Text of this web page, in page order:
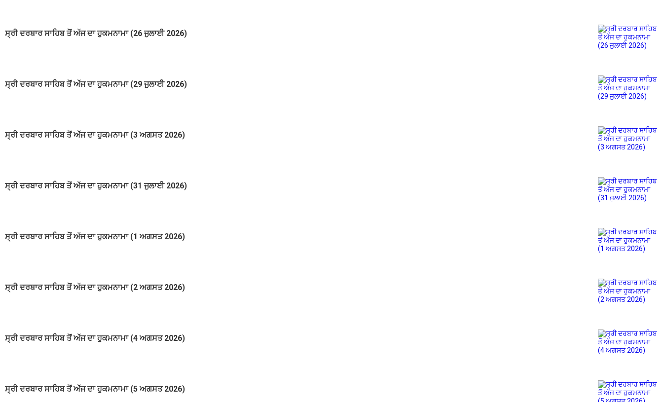
ਸ੍ਰੀ ਦਰਬਾਰ ਸਾਹਿਬ ਤੋਂ ਅੱਜ ਦਾ ਹੁਕਮਨਾਮਾ (26 ਜੁਲਾਈ 2026)
ਸ੍ਰੀ ਦਰਬਾਰ ਸਾਹਿਬ ਤੋਂ ਅੱਜ ਦਾ ਹੁਕਮਨਾਮਾ (29 ਜੁਲਾਈ 2026)
ਸ੍ਰੀ ਦਰਬਾਰ ਸਾਹਿਬ ਤੋਂ ਅੱਜ ਦਾ ਹੁਕਮਨਾਮਾ (3 ਅਗਸਤ 2026)
ਸ੍ਰੀ ਦਰਬਾਰ ਸਾਹਿਬ ਤੋਂ ਅੱਜ ਦਾ ਹੁਕਮਨਾਮਾ (31 ਜੁਲਾਈ 2026)
ਸ੍ਰੀ ਦਰਬਾਰ ਸਾਹਿਬ ਤੋਂ ਅੱਜ ਦਾ ਹੁਕਮਨਾਮਾ (1 ਅਗਸਤ 2026)
ਸ੍ਰੀ ਦਰਬਾਰ ਸਾਹਿਬ ਤੋਂ ਅੱਜ ਦਾ ਹੁਕਮਨਾਮਾ (2 ਅਗਸਤ 2026)
ਸ੍ਰੀ ਦਰਬਾਰ ਸਾਹਿਬ ਤੋਂ ਅੱਜ ਦਾ ਹੁਕਮਨਾਮਾ (4 ਅਗਸਤ 2026)
ਸ੍ਰੀ ਦਰਬਾਰ ਸਾਹਿਬ ਤੋਂ ਅੱਜ ਦਾ ਹੁਕਮਨਾਮਾ (5 ਅਗਸਤ 2026)